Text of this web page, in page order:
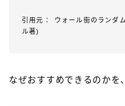
ウォール街のランダ
ル著)
なぜおすすめできるのかを